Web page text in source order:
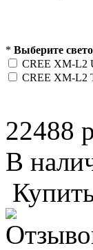
* Выберите
CREE XM-L2
CREE XM-L2
22488
В